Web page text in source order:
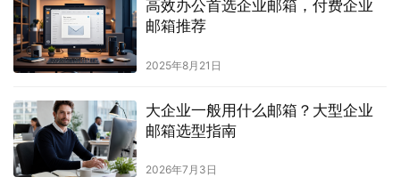
高效办公首选企业邮箱，付费企业
邮箱推荐
2025年8月21日
大企业一般用什么邮箱？大型企业
邮箱选型指南
2026年7月3日